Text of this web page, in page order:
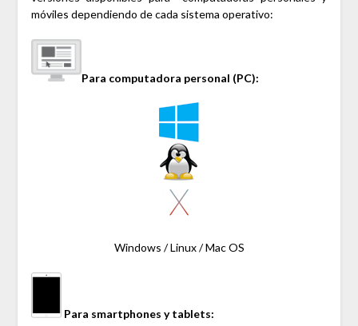
móviles dependiendo de cada sistema operativo:
Para computadora personal (PC):
Windows / Linux / Mac OS
Para smartphones y tablets: